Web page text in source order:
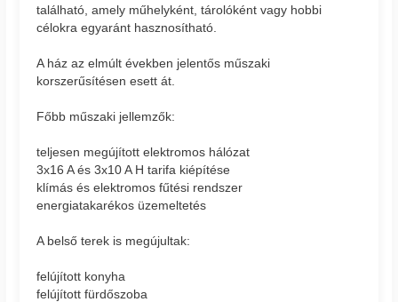
található, amely műhelyként, tárolóként vagy hobbi
célokra egyaránt hasznosítható.
A ház az elmúlt években jelentős műszaki
korszerűsítésen esett át.
Főbb műszaki jellemzők:
teljesen megújított elektromos hálózat
3x16 A és 3x10 A H tarifa kiépítése
klímás és elektromos fűtési rendszer
energiatakarékos üzemeltetés
A belső terek is megújultak:
felújított konyha
felújított fürdőszoba